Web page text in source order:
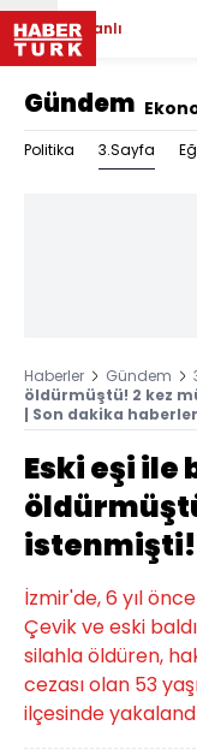
Canlı
Gündem
Politika 3.Sayfa
Haberler Gündem
öldürmüştü! 2 kez
| Son dakika
Eski eşi ile
istenmişti!
İzmir'de, 6 yıl
Çevik ve eski
silahla öldüren,
cezası olan 53
ilçesinde